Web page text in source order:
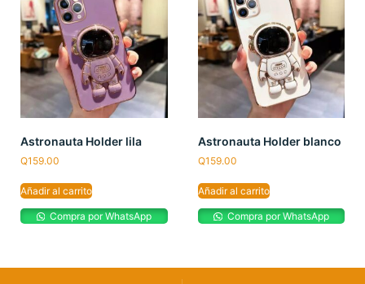
Astronauta Holder lila
Q159.00
Añadir al carrito
Compra por WhatsApp
Astronauta Holder blanco
Q159.00
Añadir al carrito
Compra por WhatsApp